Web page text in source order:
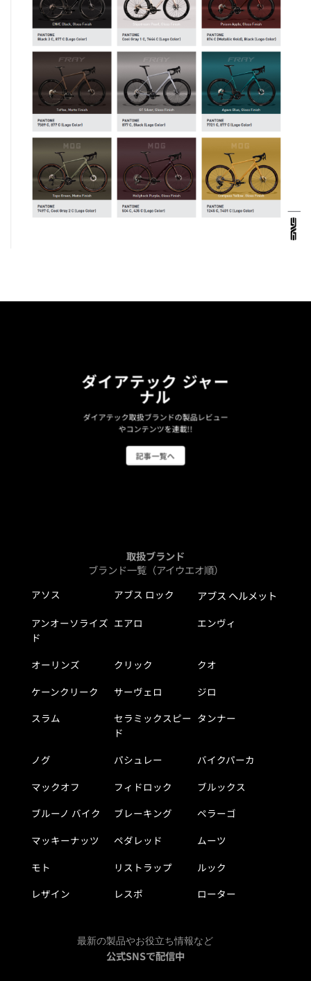
ダイアテック ジャー
ナル
ダイアテック取扱ブランドの製品レビュー
やコンテンツを連載!!
記事一覧へ
取扱ブランド
ブランド一覧（アイウエオ順）
アソス アブス ロック アブス ヘルメット
アンオーソライズ
ド
エアロ エンヴィ
オーリンズ クリック
クオ
ケーンクリーク
サーヴェロ
ジロ
スラム
セラミックスピー
ド
タンナー
ノグ パシュレー
バイクパーカ
マックオフ
フィドロック
ブルックス
ブルーノ バイク
ブレーキング
ペラーゴ
マッキーナッツ
ペダレッド
ムーツ
モト
リストラップ
ルック
レザイン
レスポ ローター
最新の製品やお役立ち情報など
公式SNSで配信中